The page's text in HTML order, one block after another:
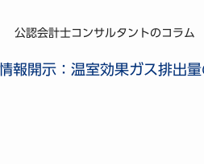
公認会計士コンサルタントのコラム
報開示：温室効果ガス排出